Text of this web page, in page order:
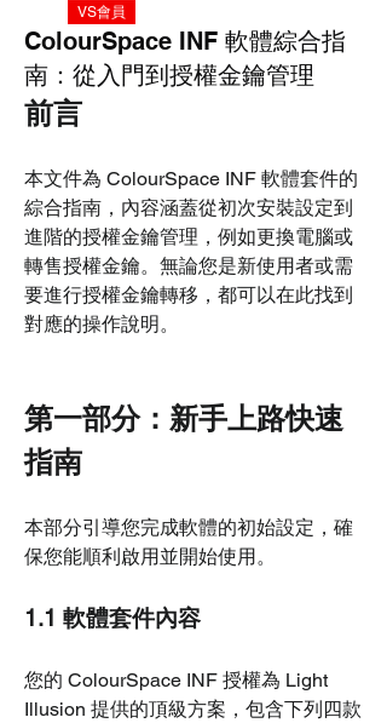
VS會員
ColourSpace INF 軟體綜合指
南：從入門到授權金鑰管理
前言
本文件為 ColourSpace INF 軟體套件的
綜合指南，內容涵蓋從初次安裝設定到
進階的授權金鑰管理，例如更換電腦或
轉售授權金鑰。無論您是新使用者或需
要進行授權金鑰轉移，都可以在此找到
對應的操作說明。
第一部分：新手上路快速
指南
本部分引導您完成軟體的初始設定，確
保您能順利啟用並開始使用。
1.1 軟體套件內容
您的 ColourSpace INF 授權為 Light
Illusion 提供的頂級方案，包含下列四款